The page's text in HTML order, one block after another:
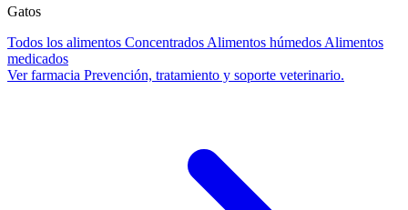
Gatos
Todos los alimentos Concentrados Alimentos húmedos Alimentos
medicados
Ver farmacia Prevención, tratamiento y soporte veterinario.